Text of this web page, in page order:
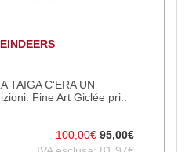
TAIGA C'ERA UN
Fine Art Giclée pri..
100,00€ 95,00€